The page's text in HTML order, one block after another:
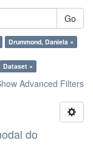
Go
Drummond, Daniela ×
Dataset ×
Advanced Filters
do